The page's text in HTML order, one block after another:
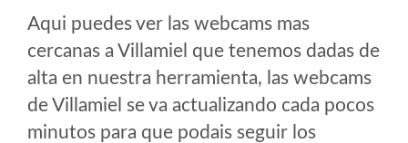
Aqui puedes ver las webcams mas
cercanas a Villamiel que tenemos dadas de
alta en nuestra herramienta, las webcams
de Villamiel se va actualizando cada pocos
minutos para que podais seguir los